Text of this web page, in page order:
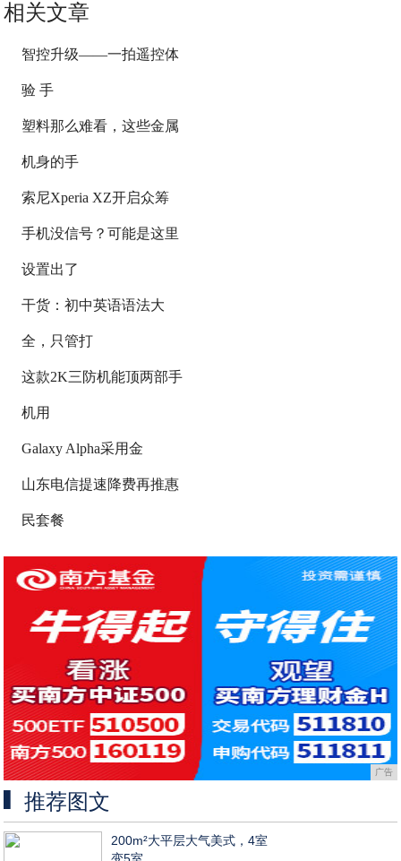
相关文章
智控升级——一拍遥控体
验 手
塑料那么难看，这些金属
机身的手
索尼Xperia XZ开启众筹
手机没信号？可能是这里
设置出了
干货：初中英语语法大
全，只管打
这款2K三防机能顶两部手
机用
Galaxy Alpha采用金
山东电信提速降费再推惠
民套餐
广告
推荐图文
200m²大平层大气美式，4室